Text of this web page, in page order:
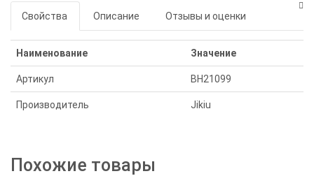
Свойства Описание Отзывы и оценки
Наименование Значение
Артикул BH21099
Производитель Jikiu
Похожие товары